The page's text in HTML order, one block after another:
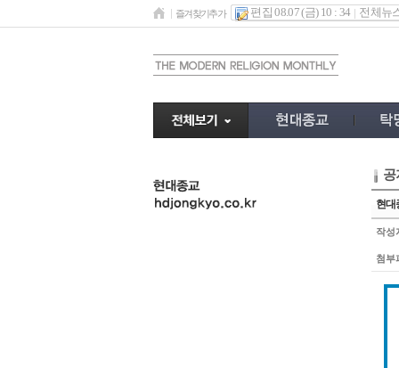
즐겨찾기추가 편집 08.07 (금) 10 : 34 전체뉴
공
현대
작성
첨부